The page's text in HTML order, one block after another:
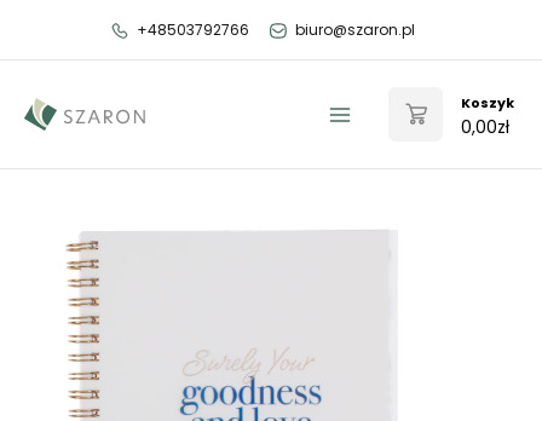
+48503792766 biuro@szaron.pl
Menu
Koszyk
0,00zł